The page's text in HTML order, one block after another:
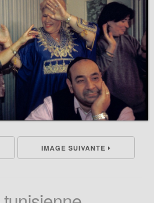
IMAGE SUIVANTE